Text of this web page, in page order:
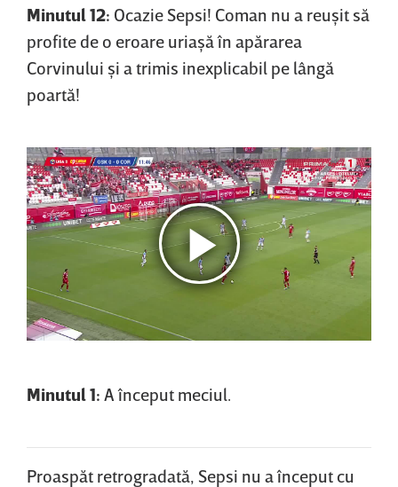
Minutul 12: Ocazie Sepsi! Coman nu a reuşit să
profite de o eroare uriaşă în apărarea
Corvinului şi a trimis inexplicabil pe lângă
poartă!
Minutul 1: A început meciul.
Proaspăt retrogradată, Sepsi nu a început cu